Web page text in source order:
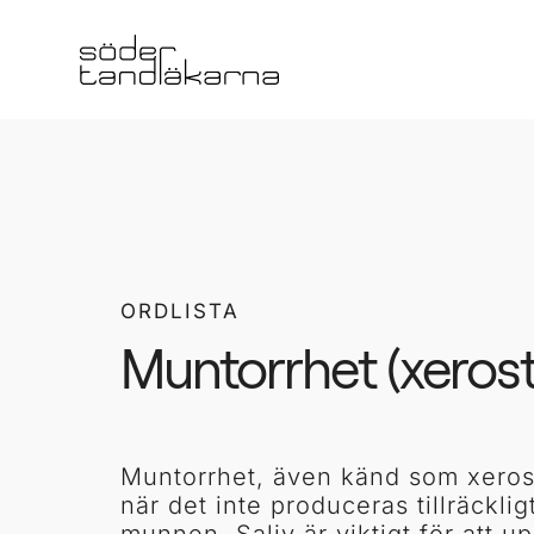
ORDLISTA
Muntorrhet
Muntorrhet, även känd som
när det inte produceras